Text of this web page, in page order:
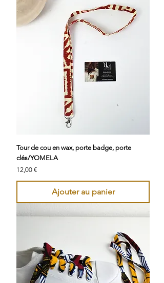
Tour de cou en wax, porte badge, porte
clés/YOMELA
Prix
12,00 €
Ajouter au panier